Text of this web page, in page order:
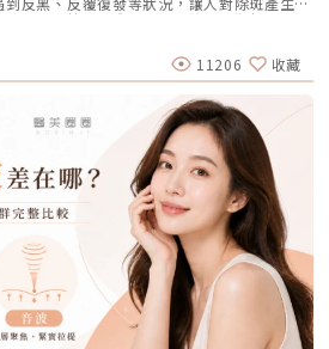
法門。★溫馨提醒★小編要提醒大家，醫療並
都伴隨著風險。因此，作為消費者應該謹慎
全與健康。
且通常需持續服用數個月至一年以上以達到
射與 AviClear 戰痘雷射最主要的差異，在於
破壞力」。簡單來說，藍雷射主打「控油加
對付輕中度的痘痘與毛孔粗大問題；而
阻斷皮脂腺」而生，能精準且深度地破壞
中重度發炎、滿臉油光，以及長年反覆發作
戰痘雷射？如果符合以下任一情
評估的投資： 口服藥物恐懼或不適應者：曾
脫皮，或是抽血發現肝指數異常而被迫停藥
：口服 A 酸有強烈的致畸胎性，停藥後仍需
粹是物理性光電治療，對全身系統無影響（但
療程前仍須經醫師評估）。 滿臉油光、毛孔
發炎痘痘，但深受「中東油田」困擾，希望從
正常、壓力型成人痘：針對因為熬夜、壓力
在下巴、兩頰爆發的成人痘，精準破壞皮脂腺
者：過去許多雷射（如脈衝光、某些淨膚雷
傷害或色素沉澱（反黑）。AviClear 的
」而非「黑色素」，因此適用於 Fitzpatrick
深色肌膚），安全性極高。AviClear 戰痘雷
療程前，大家心中難免還有一些疑問。我們
：Q1：打 AviClear 戰痘雷射會痛嗎？需要敷
角質產品，以減少對皮膚屏障的刺激。2. 適
於油脂分泌較旺或粉刺型毛孔，可在醫師或
楊酸（BHA）：脂溶性，能深入毛孔幫助
理。 果酸（AHA，如甘醇酸、乳酸）：主要
粗糙。 杏仁酸：屬於果酸的一種但兼具親
。3. 抗老成分 A醇（Retinol）：A醇是目前研
促進表皮更新，並間接支持膠原蛋白生成，對
幫助。但 A醇具有刺激性，建議採取低濃
4. 防曬是關鍵保護：紫外線是造成膠原蛋白流
。長期日曬會加速毛孔鬆弛，因此無論晴雨都
或物理性遮蔽）。醫美療程如何精準對抗毛孔
見的改善幅度，相比起日常保養，專業的醫美
的選擇之一。隨著醫美科技的不斷進步，針對
應的解方！1. 溫和深層清潔：海菲秀
侵入性的保養。利用專利的負壓水渦流技
的黑頭、白頭粉刺與多餘皮脂，同時導入高濃
誰：出油粉刺型毛孔、怕痛不敢打雷射、想作
效果與特色：做完當下皮膚立刻感受到「會呼
被清空並喝飽水，視覺上會立刻變得細緻，且
雷射（搭配特殊透鏡）原理：皮秒雷射
名為「蕾璞釹雅各雷射系統」，衛部醫器輸
月上市後便迅速受到關注，被視為色素治
義了傳統除斑的思維，將以往以熱能為主的
、更可控的「震碎式處理」，再結合 AI 影
僅更安全、也更貼近現代人追求的舒適與高
長或效果不均而猶豫的族群而言，Reepot
。 這篇文章就帶你理解Reepot 到底怎麼運
有什麼不同？誰適合做、誰不適合？效果、
希望能讓你在做選擇前，有完整且中立的參
解色素成因，是選擇療程前最重要的一步許多
的色塊」，但實際上臉上的每一顆斑，都可能
多元，深度位置也不相同，因此在治療上自然
斑點來源包括：一、紫外線長期累積的影響日
成曬斑、雀斑或不均勻暗沉。二、基因與體質
敏感，斑點更容易在年輕時就出現。三、荷爾
力、作息不穩等，都可能使色素活躍，例如熟
澱（PIH）痘痘、皮膚受傷、過度刺激後，都
上原因造成斑點呈現不同的「深度」「密度」
再只是把黑色素擊散這麼簡單。只要能量不
可能刺激皮膚，造成修復期延長、色素反應，
11206 收藏